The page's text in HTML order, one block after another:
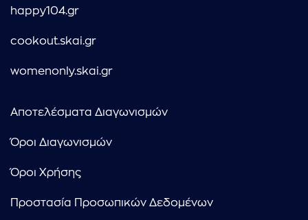
happy104.gr
cookout.skai.gr
womenonly.skai.gr
Αποτελέσματα Διαγωνισμών
Όροι Διαγωνισμών
Όροι Χρήσης
Προστασία Προσωπικών Δεδομένων